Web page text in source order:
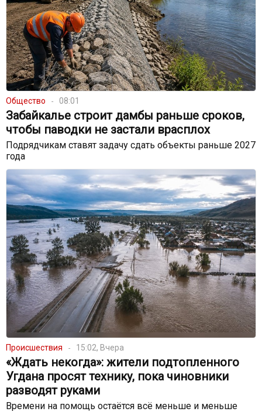
Общество 08:01
Забайкалье строит дамбы раньше сроков,
чтобы паводки не застали врасплох
Подрядчикам ставят задачу сдать объекты раньше 2027
года
Происшествия 15:02, Вчера
«Ждать некогда»: жители подтопленного
Угдана просят технику, пока чиновники
разводят руками
Времени на помощь остаётся всё меньше и меньше